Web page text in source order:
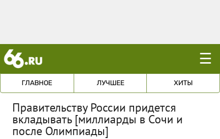
☰
ГЛАВНОЕ ЛУЧШЕЕ ХИТЫ
Правительству России придется
вкладывать [миллиарды в Сочи и
после Олимпиады]